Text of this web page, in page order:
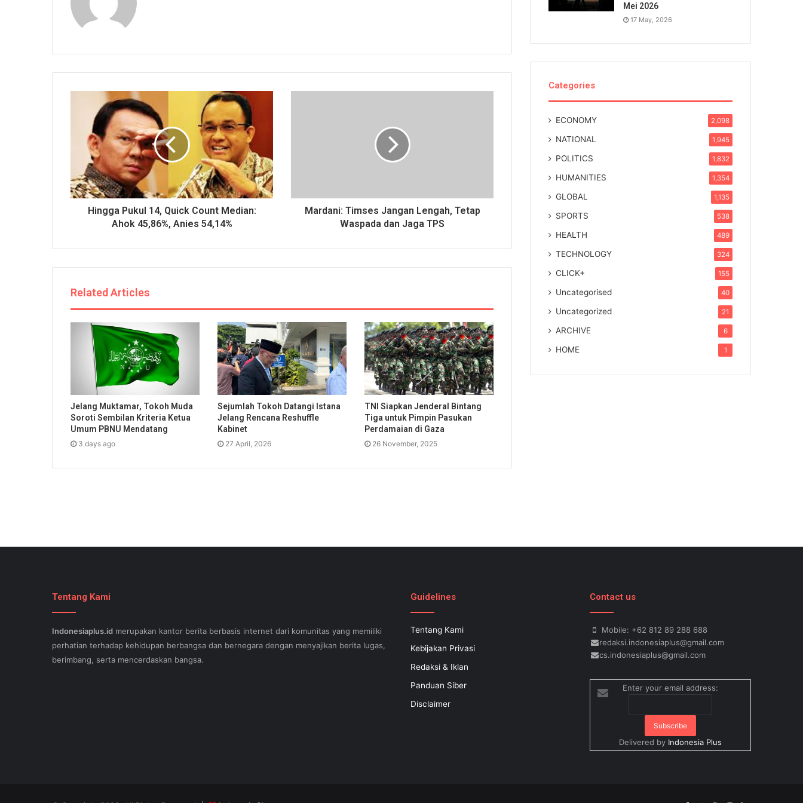
Hingga Pukul 14, Quick Count Median:
Ahok 45,86%, Anies 54,14%
Mardani: Timses Jangan Lengah, Tetap
Waspada dan Jaga TPS
Related Articles
Jelang Muktamar, Tokoh Muda
Soroti Sembilan Kriteria Ketua
Umum PBNU Mendatang
3 days ago
Sejumlah Tokoh Datangi Istana
Jelang Rencana Reshuffle
Kabinet
27 April, 2026
TNI Siapkan Jenderal Bintang
Tiga untuk Pimpin Pasukan
Perdamaian di Gaza
26 November, 2025
Mei 2026
17 May, 2026
Categories
ECONOMY 2,098
NATIONAL 1,945
POLITICS 1,832
HUMANITIES 1,354
GLOBAL 1,135
SPORTS 538
HEALTH 489
TECHNOLOGY 324
CLICK+ 155
Uncategorised 40
Uncategorized 21
ARCHIVE 6
HOME 1
Tentang Kami
Indonesiaplus.id merupakan kantor berita berbasis internet dari komunitas yang memiliki
perhatian terhadap kehidupan berbangsa dan bernegara dengan menyajikan berita lugas,
berimbang, serta mencerdaskan bangsa.
Guidelines
Tentang Kami
Kebijakan Privasi
Redaksi & Iklan
Panduan Siber
Disclaimer
Contact us
Mobile: +62 812 89 288 688
redaksi.indonesiaplus@gmail.com
cs.indonesiaplus@gmail.com
Enter your email address:
Delivered by Indonesia Plus